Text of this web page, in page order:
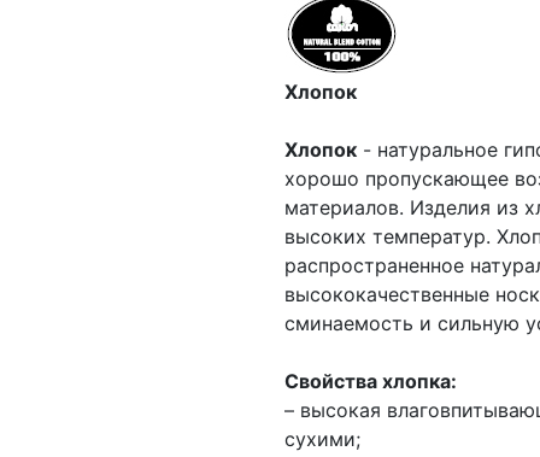
Хлопок
Хлопок - натуральное
хорошо пропускающее
материалов. Изделия из
высоких температур.
распространенное
высококачественные
сминаемость и сильную
Свойства хлопка:
– высокая
сухими;